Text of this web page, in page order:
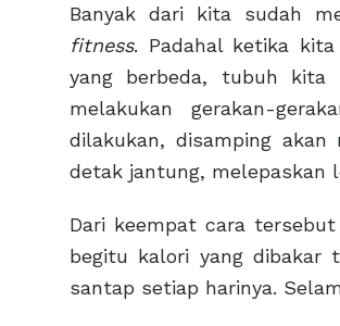
Banyak dari kita sudah
fitness. Padahal ketika
yang berbeda, tubuh kita
melakukan gerakan-
dilakukan, disamping
detak jantung, melepaskan
Dari keempat cara
begitu kalori yang dibakar
santap setiap harinya.